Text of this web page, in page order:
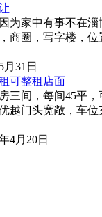
为家中有事不在
商圈，写字楼，
月31日
可整租店面
三间，每间45平
越门头宽敞，车
4月20日